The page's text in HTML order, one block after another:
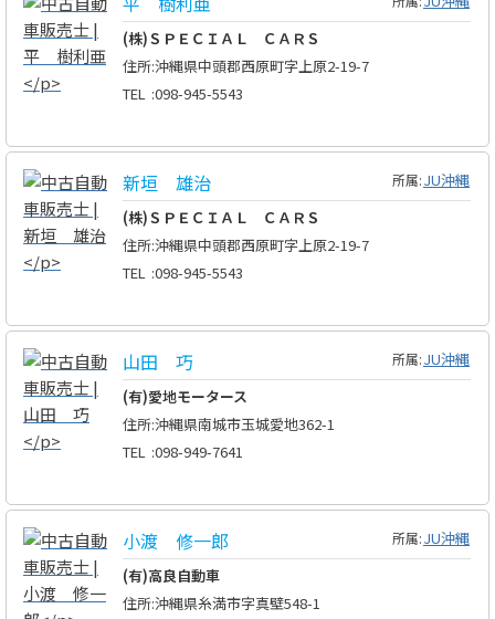
(株)ＳＰＥＣＩＡＬ ＣＡＲＳ
住所:沖縄県中頭郡西原町字上原2-19-7
TEL :098-945-5543
新垣 雄治 所属:JU沖縄
(株)ＳＰＥＣＩＡＬ ＣＡＲＳ
住所:沖縄県中頭郡西原町字上原2-19-7
TEL :098-945-5543
山田 巧 所属:JU沖縄
(有)愛地モータース
住所:沖縄県南城市玉城愛地362-1
TEL :098-949-7641
小渡 修一郎 所属:JU沖縄
(有)高良自動車
住所:沖縄県糸満市字真壁548-1